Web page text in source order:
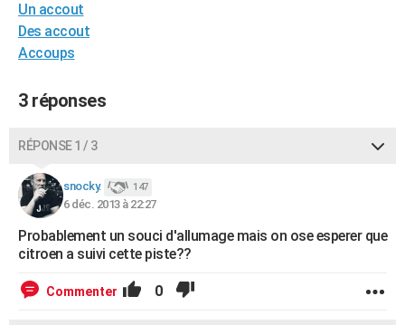
Art de vivre
Bien-être
Loisirs
Mode
Modes de vie
SANTE
Alimentation
Guide de la santé
Maladies
Médicaments
Sommeil
VOYAGE
CARTE DE VOEUX
Carte de Noël
Carte Bonne année
Carte Saint-Valentin
Carte Pâques
Carte d'anniversaire
DICTIONNAIRE
Un accout
Des accout
Accoups
3 réponses
RÉPONSE 1 / 3
snocky. 147
6 déc. 2013 à 22:27
Probablement un souci d'allumage mais on ose esperer que
citroen a suivi cette piste??
Commenter 0